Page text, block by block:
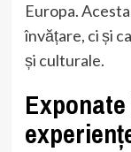
Europa.
învățare, ci și
și culturale.